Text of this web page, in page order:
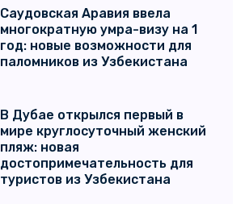
Саудовская Аравия ввела
многократную умра-визу на 1
год: новые возможности для
паломников из Узбекистана
В Дубае открылся первый в
мире круглосуточный женский
пляж: новая
достопримечательность для
туристов из Узбекистана